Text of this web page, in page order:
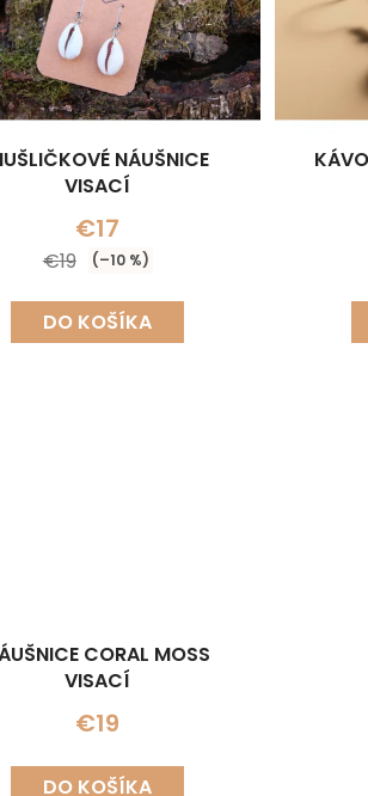
NÁUŠNICE
VISACÍ
€17
€19 (–10 %)
DO KOŠÍKA
CORAL MOSS
VISACÍ
€19
DO KOŠÍKA